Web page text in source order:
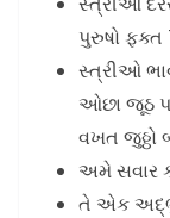
પુરુષો ફક્ત
સ્ત્રીઓ
ઓછા જૂઠ
વખત જુઠ્ઠો
અમે સવાર
તે એક